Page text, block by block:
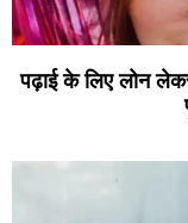
पढ़ाई के लिए लोन